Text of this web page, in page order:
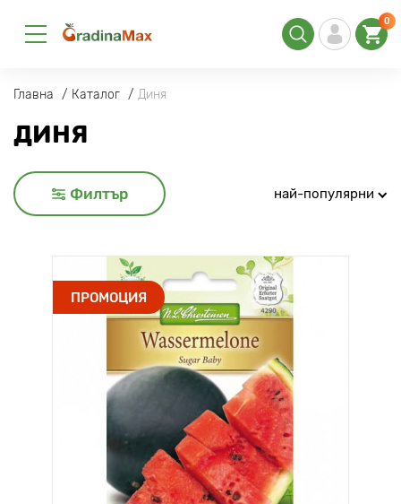
0
Главна Каталог Диня
ДИНЯ
Филтър най-популярни
ПРОМОЦИЯ